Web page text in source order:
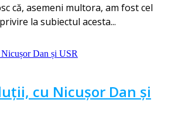
că, asemeni multora, am fost cel
la subiectul acesta...
cu Nicușor Dan și